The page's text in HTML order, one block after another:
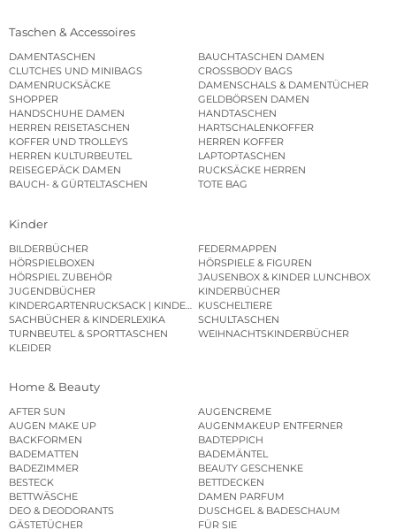
Taschen & Accessoires
DAMENTASCHEN
BAUCHTASCHEN DAMEN
CLUTCHES UND MINIBAGS
CROSSBODY BAGS
DAMENRUCKSÄCKE
DAMENSCHALS & DAMENTÜCHER
SHOPPER
GELDBÖRSEN DAMEN
HANDSCHUHE DAMEN
HANDTASCHEN
HERREN REISETASCHEN
HARTSCHALENKOFFER
KOFFER UND TROLLEYS
HERREN KOFFER
HERREN KULTURBEUTEL
LAPTOPTASCHEN
REISEGEPÄCK DAMEN
RUCKSÄCKE HERREN
BAUCH- & GÜRTELTASCHEN
TOTE BAG
Kinder
BILDERBÜCHER
FEDERMAPPEN
HÖRSPIELBOXEN
HÖRSPIELE & FIGUREN
HÖRSPIEL ZUBEHÖR
JAUSENBOX & KINDER LUNCHBOX
JUGENDBÜCHER
KINDERBÜCHER
KINDERGARTENRUCKSACK | KINDERGARTENBEUTEL
KUSCHELTIERE
SACHBÜCHER & KINDERLEXIKA
SCHULTASCHEN
TURNBEUTEL & SPORTTASCHEN
WEIHNACHTSKINDERBÜCHER
KLEIDER
Home & Beauty
AFTER SUN
AUGENCREME
AUGEN MAKE UP
AUGENMAKEUP ENTFERNER
BACKFORMEN
BADTEPPICH
BADEMATTEN
BADEMÄNTEL
BADEZIMMER
BEAUTY GESCHENKE
BESTECK
BETTDECKEN
BETTWÄSCHE
DAMEN PARFUM
DEO & DEODORANTS
DUSCHGEL & BADESCHAUM
GÄSTETÜCHER
FÜR SIE